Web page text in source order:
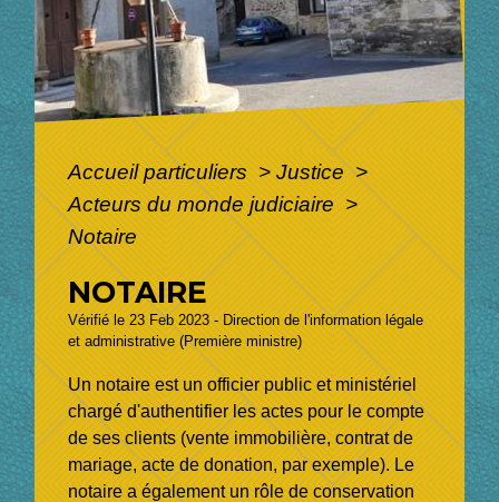
Accueil particuliers> Justice>
Acteurs du monde judiciaire>
Notaire
NOTAIRE
Vérifié le 23 Feb 2023 - Direction de l'information légale
et administrative (Première ministre)
Un notaire est un officier public et ministériel
chargé d'authentifier les actes pour le compte
de ses clients (vente immobilière, contrat de
mariage, acte de donation, par exemple). Le
notaire a également un rôle de conservation